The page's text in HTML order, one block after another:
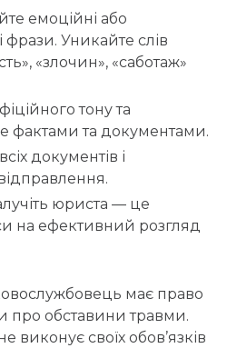
емоційні або
фрази. Уникайте слів
«злочин», «саботаж»
тону та
фактами та документами.
документів і
юриста — це
на ефективний розгляд
має право
про обставини травми.
своїх обов’язків